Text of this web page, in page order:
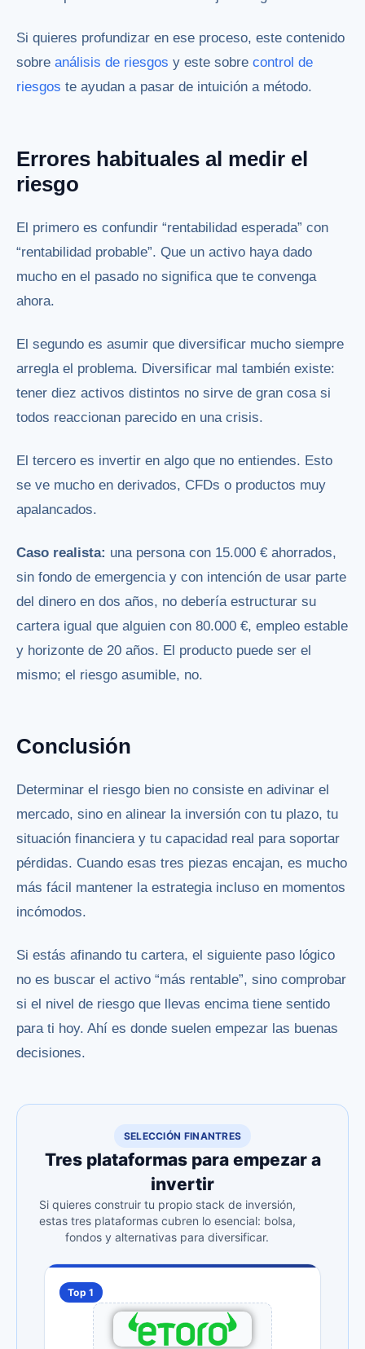
Si quieres profundizar en ese proceso, este contenido
sobre análisis de riesgos y este sobre control de
riesgos te ayudan a pasar de intuición a método.
Errores habituales al medir el
riesgo
El primero es confundir “rentabilidad esperada” con
“rentabilidad probable”. Que un activo haya dado
mucho en el pasado no significa que te convenga
ahora.
El segundo es asumir que diversificar mucho siempre
arregla el problema. Diversificar mal también existe:
tener diez activos distintos no sirve de gran cosa si
todos reaccionan parecido en una crisis.
El tercero es invertir en algo que no entiendes. Esto
se ve mucho en derivados, CFDs o productos muy
apalancados.
Caso realista: una persona con 15.000 € ahorrados,
sin fondo de emergencia y con intención de usar parte
del dinero en dos años, no debería estructurar su
cartera igual que alguien con 80.000 €, empleo estable
y horizonte de 20 años. El producto puede ser el
mismo; el riesgo asumible, no.
Conclusión
Determinar el riesgo bien no consiste en adivinar el
mercado, sino en alinear la inversión con tu plazo, tu
situación financiera y tu capacidad real para soportar
pérdidas. Cuando esas tres piezas encajan, es mucho
más fácil mantener la estrategia incluso en momentos
incómodos.
Si estás afinando tu cartera, el siguiente paso lógico
no es buscar el activo “más rentable”, sino comprobar
si el nivel de riesgo que llevas encima tiene sentido
para ti hoy. Ahí es donde suelen empezar las buenas
decisiones.
SELECCIÓN FINANTRES
Tres plataformas para empezar a
invertir
Si quieres construir tu propio stack de inversión,
estas tres plataformas cubren lo esencial: bolsa,
fondos y alternativas para diversificar.
Top 1